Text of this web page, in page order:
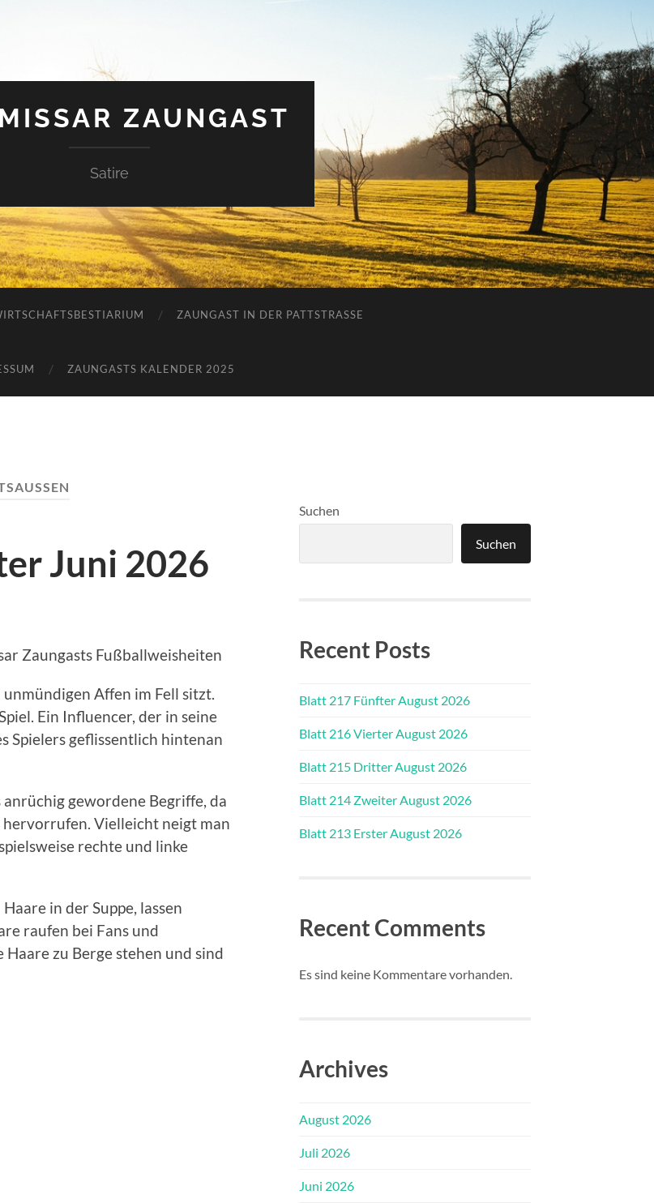
ZAUNGAST
Satire
ZAUNGAST IN DER PATTSTRASSE
ZAUNGASTS KALENDER 2025
Juni 2026
Zaungasts Fußballweisheiten
Affen im Fell sitzt.
Ein Influencer, der in seine
Spielers geflissentlich hintenan
gewordene Begriffe, da
Vielleicht neigt man
rechte und linke
in der Suppe, lassen
raufen bei Fans und
zu Berge stehen und sind
Suchen
Suchen
Recent Posts
Blatt 217 Fünfter August 2026
Blatt 216 Vierter August 2026
Blatt 215 Dritter August 2026
Blatt 214 Zweiter August 2026
Blatt 213 Erster August 2026
Recent Comments
Es sind keine Kommentare vorhanden.
Archives
August 2026
Juli 2026
Juni 2026